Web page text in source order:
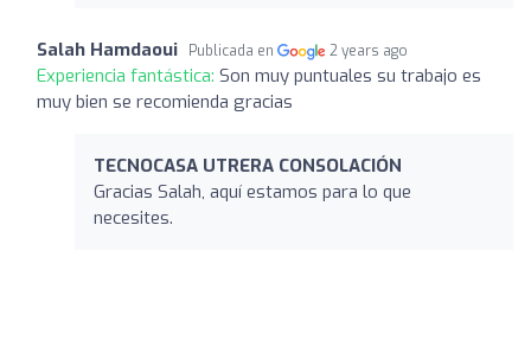
Salah Hamdaoui Publicada en 2 years ago
Experiencia fantástica: Son muy puntuales su trabajo es
muy bien se recomienda gracias
TECNOCASA UTRERA CONSOLACIÓN
Gracias Salah, aquí estamos para lo que
necesites.